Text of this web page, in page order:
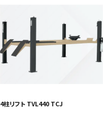
4柱リフト TVL440 TCJ